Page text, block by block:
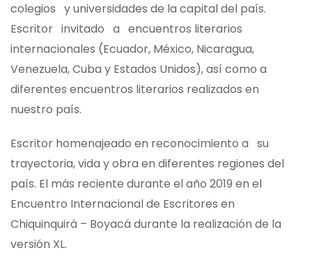
colegios y universidades de la capital del país.
Escritor invitado a encuentros literarios
internacionales (Ecuador, México, Nicaragua,
Venezuela, Cuba y Estados Unidos), así como a
diferentes encuentros literarios realizados en
nuestro país.
Escritor homenajeado en reconocimiento a su
trayectoria, vida y obra en diferentes regiones del
país. El más reciente durante el año 2019 en el
Encuentro Internacional de Escritores en
Chiquinquirá – Boyacá durante la realización de la
versión XL.